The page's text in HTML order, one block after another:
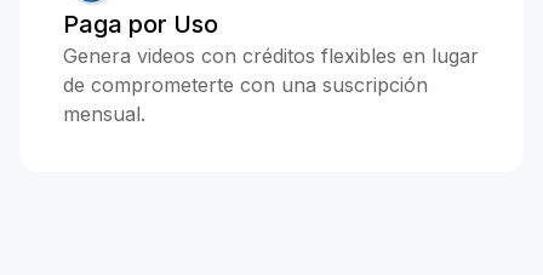
Paga por Uso
Genera videos con créditos flexibles en lugar
de comprometerte con una suscripción
mensual.